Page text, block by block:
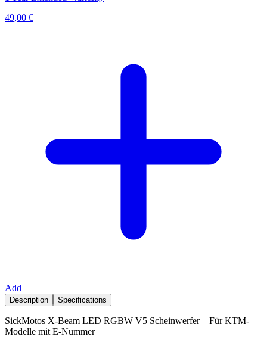
49,00 €
Add
Description Specifications
SickMotos X-Beam LED RGBW V5 Scheinwerfer – Für KTM-
Modelle mit E-Nummer